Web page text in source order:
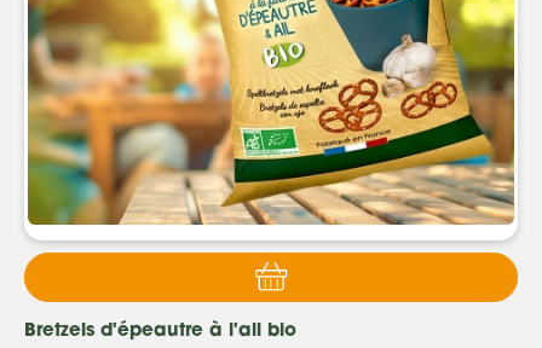
Bretzels d'épeautre à l'ail bio